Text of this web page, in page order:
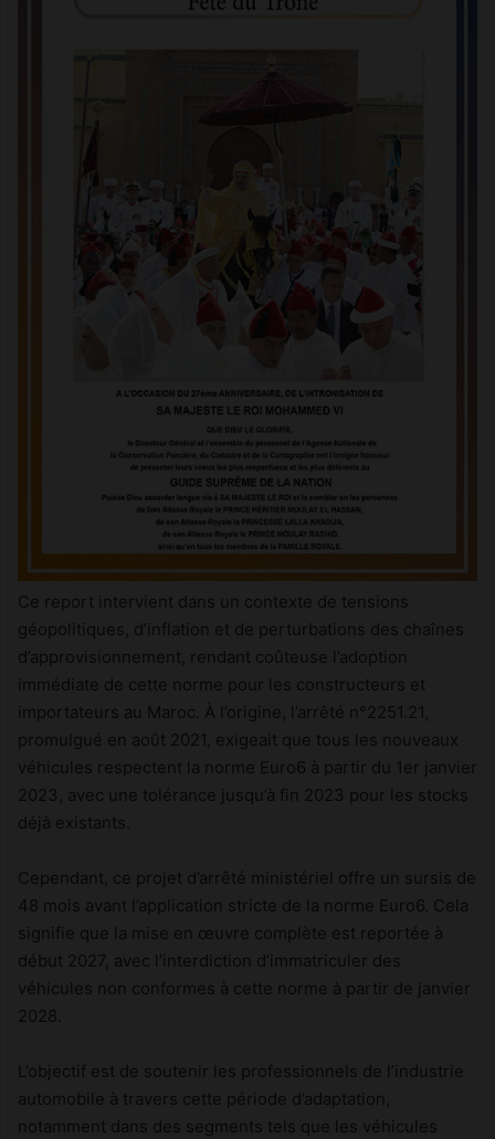
Ce report intervient dans un contexte de tensions
géopolitiques, d’inflation et de perturbations des chaînes
d’approvisionnement, rendant coûteuse l’adoption
immédiate de cette norme pour les constructeurs et
importateurs au Maroc. À l’origine, l’arrêté n°2251.21,
promulgué en août 2021, exigeait que tous les nouveaux
véhicules respectent la norme Euro6 à partir du 1er janvier
2023, avec une tolérance jusqu’à fin 2023 pour les stocks
déjà existants.
Cependant, ce projet d’arrêté ministériel offre un sursis de
48 mois avant l’application stricte de la norme Euro6. Cela
signifie que la mise en œuvre complète est reportée à
début 2027, avec l’interdiction d’immatriculer des
véhicules non conformes à cette norme à partir de janvier
2028.
L’objectif est de soutenir les professionnels de l’industrie
automobile à travers cette période d’adaptation,
notamment dans des segments tels que les véhicules